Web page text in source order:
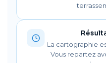
La cartographie
Vous repartez